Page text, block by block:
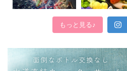
もっと見る♪